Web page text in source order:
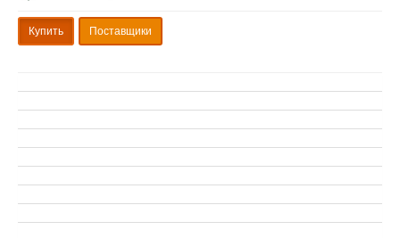
Купить Поставщики